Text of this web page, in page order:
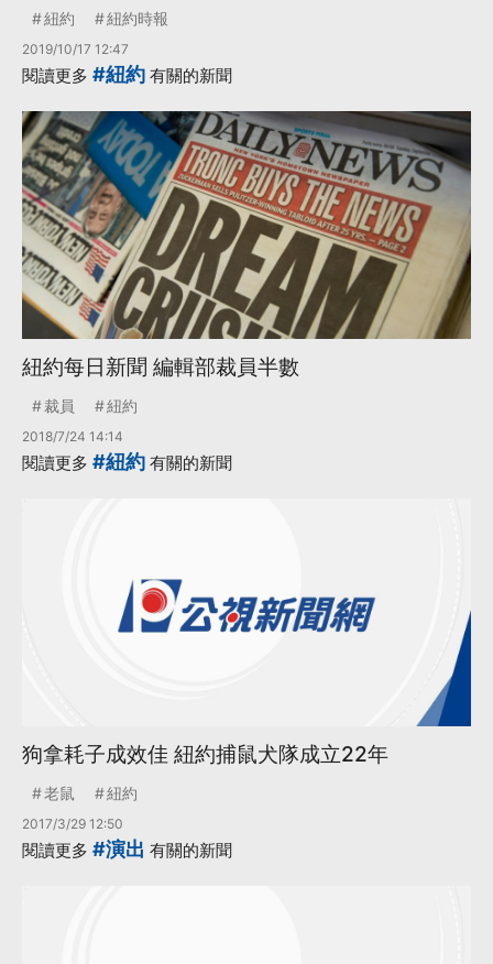
紐約 紐約時報
2019/10/17 12:47
閱讀更多 #紐約 有關的新聞
紐約每日新聞 編輯部裁員半數
裁員 紐約
2018/7/24 14:14
閱讀更多 #紐約 有關的新聞
狗拿耗子成效佳 紐約捕鼠犬隊成立22年
老鼠 紐約
2017/3/29 12:50
閱讀更多 #演出 有關的新聞